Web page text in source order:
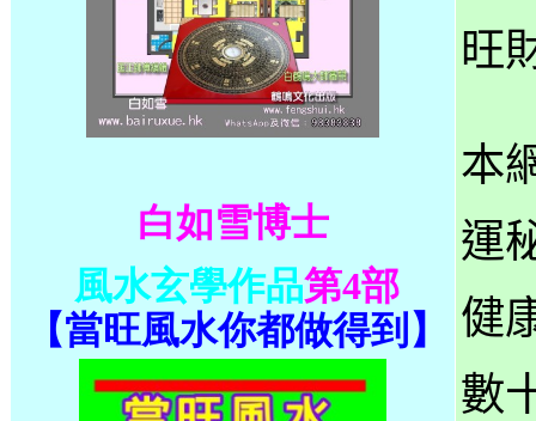
白如雪博士
風水玄學作品第4部
【當旺風水你都做得到】
旺
本
運
健
數